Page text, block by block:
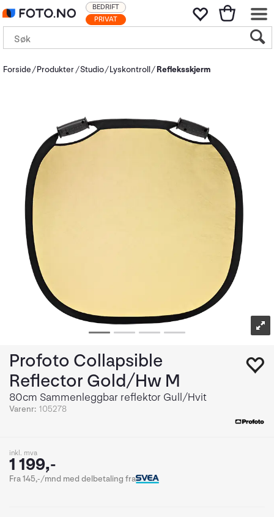
PRIVAT
BEDRIFT
Forside Produkter Studio Lyskontroll Refleksskjerm
Profoto Collapsible
Reflector Gold/Hw M
80cm Sammenleggbar reflektor Gull/Hvit
Varenr: 105278
inkl. mva
1 199,-
Fra 145,-/mnd med delbetaling fra